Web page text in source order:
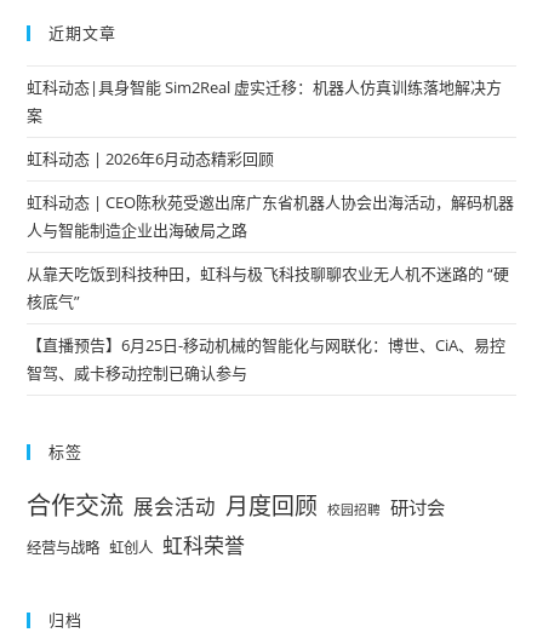
近期文章
虹科动态|具身智能 Sim2Real 虚实迁移：机器人仿真训练落地解决方
案
虹科动态 | 2026年6月动态精彩回顾
虹科动态 | CEO陈秋苑受邀出席广东省机器人协会出海活动，解码机器
人与智能制造企业出海破局之路
从靠天吃饭到科技种田，虹科与极飞科技聊聊农业无人机不迷路的 “硬
核底气”
【直播预告】6月25日-移动机械的智能化与网联化：博世、CiA、易控
智驾、威卡移动控制已确认参与
标签
合作交流 展会活动 月度回顾 校园招聘 研讨会
经营与战略 虹创人 虹科荣誉
归档